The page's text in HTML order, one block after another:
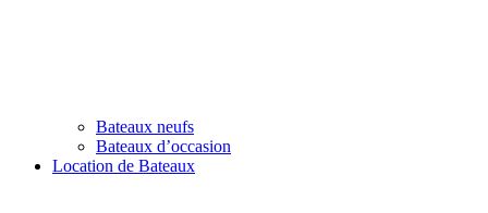
Bateaux neufs
Bateaux d’occasion
Location de Bateaux